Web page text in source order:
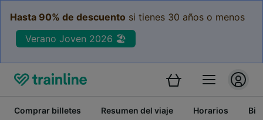
Hasta 90% de descuento si tienes 30 años o menos
Verano Joven 2026 🏖️
Comprar billetes Resumen del viaje Horarios